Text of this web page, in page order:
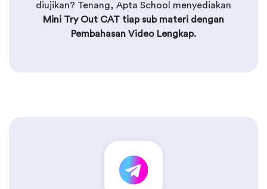
diujikan? Tenang, Apta School menyediakan
Mini Try Out CAT tiap sub materi dengan
Pembahasan Video Lengkap.